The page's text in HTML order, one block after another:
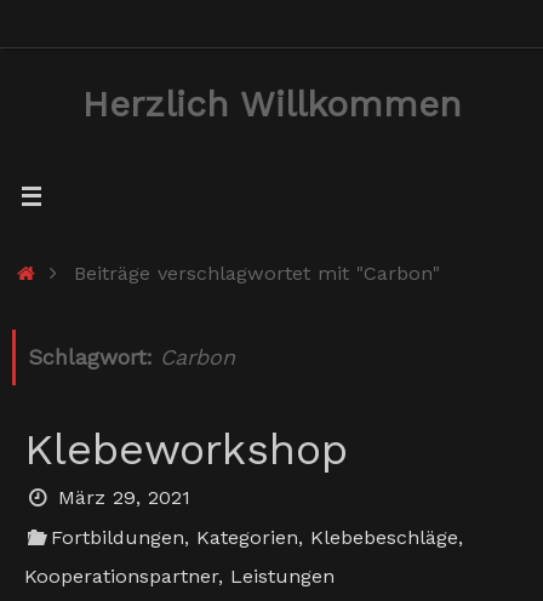
Herzlich Willkommen
StartBeiträge verschlagwortet mit "Carbon"
Schlagwort: Carbon
Klebeworkshop
März 29, 2021
Fortbildungen, Kategorien, Klebebeschläge,
Kooperationspartner, Leistungen